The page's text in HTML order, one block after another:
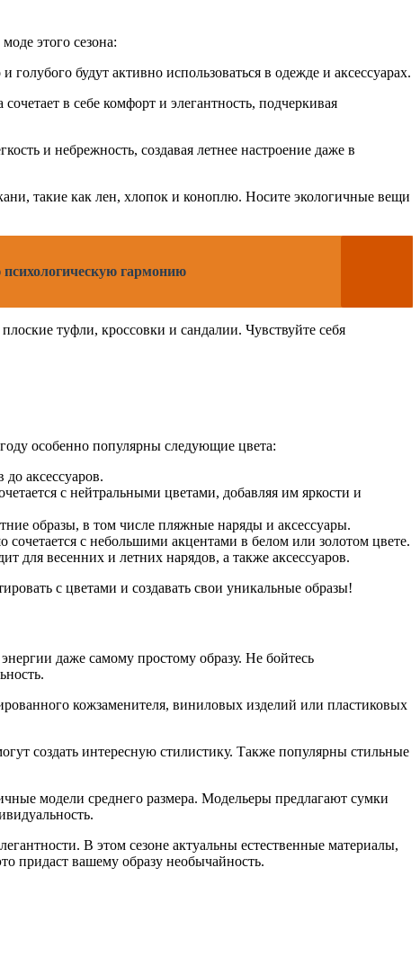
этого сезона:
будут активно использоваться в одежде и аксессуарах.
в себе комфорт и элегантность, подчеркивая
и небрежность, создавая летнее настроение даже в
такие как лен, хлопок и коноплю. Носите экологичные вещи
психологическую гармонию
туфли, кроссовки и сандалии. Чувствуйте себя
особенно популярны следующие цвета:
аксессуаров.
с нейтральными цветами, добавляя им яркости и
образы, в том числе пляжные наряды и аксессуары.
с небольшими акцентами в белом или золотом цвете.
для весенних и летних нарядов, а также аксессуаров.
с цветами и создавать свои уникальные образы!
даже самому простому образу. Не бойтесь
кожзаменителя, виниловых изделий или пластиковых
создать интересную стилистику. Также популярны стильные
модели среднего размера. Модельеры предлагают сумки
В этом сезоне актуальны естественные материалы,
придаст вашему образу необычайность.